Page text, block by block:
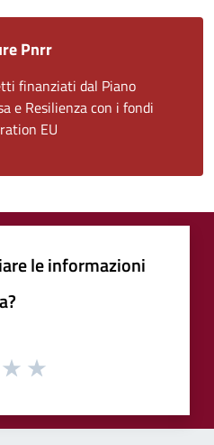
Pnrr
finanziati dal Piano
e Resilienza con i fondi
EU
le informazioni